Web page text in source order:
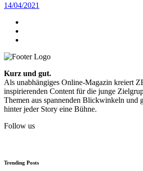
14/04/2021
Kurz und gut.
Als unabhängiges Online-Magazin kreiert
inspirierenden Content für die junge
Themen aus spannenden Blickwinkeln und
hinter jeder Story eine Bühne.
Follow us
Trending Posts